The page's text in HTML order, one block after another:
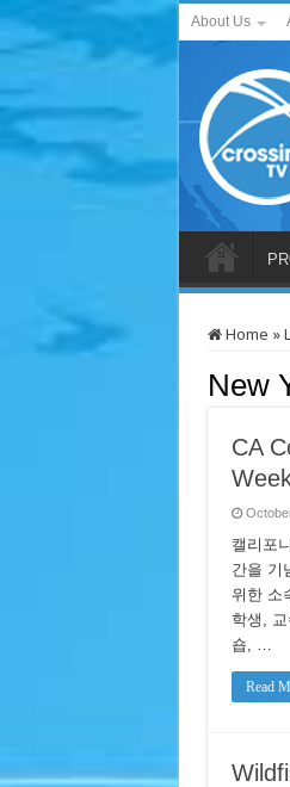
About Us
Home »
New
CA
캘리포
간을 기
위한 소
학생,
숍, …
Read